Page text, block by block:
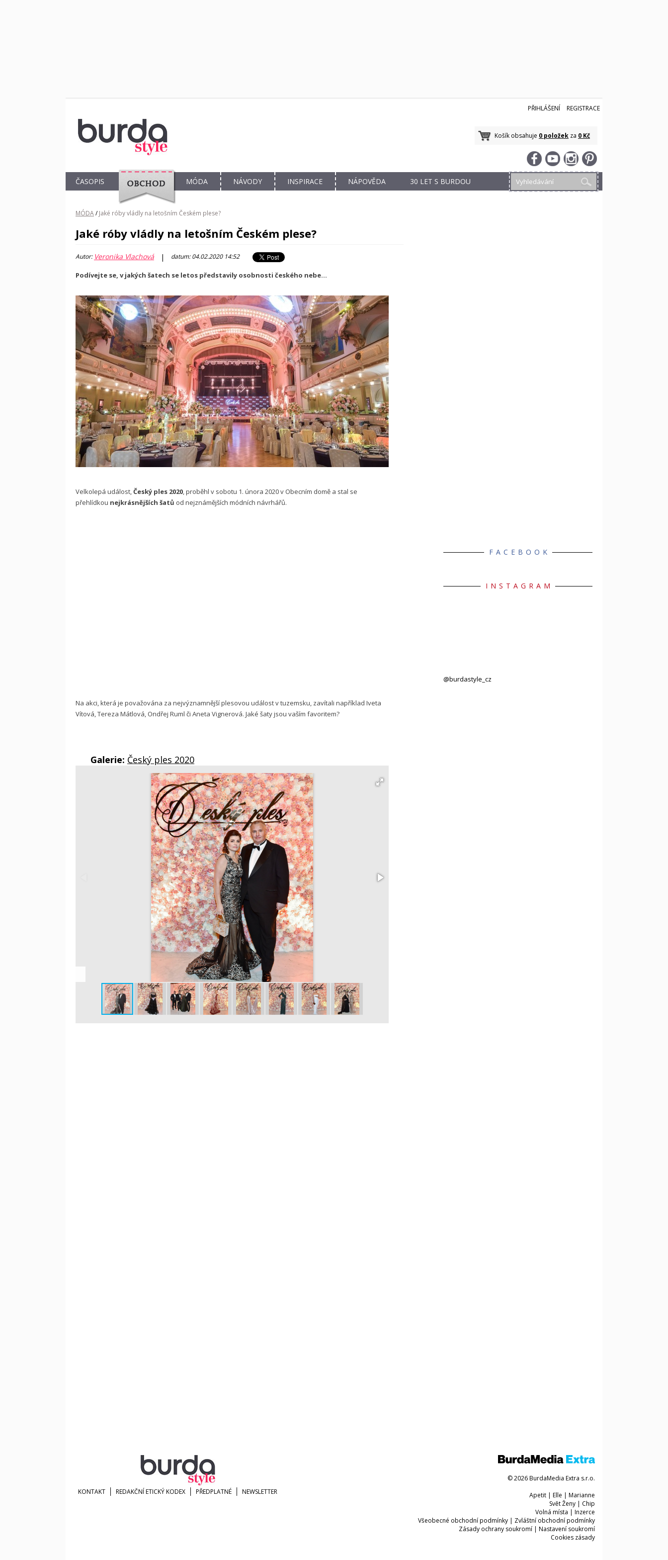
PŘIHLÁŠENÍ REGISTRACE
Košík obsahuje 0 položek za 0 Kč
ČASOPIS
OBCHOD
MÓDA NÁVODY INSPIRACE NÁPOVĚDA 30 LET S BURDOU
MÓDA/ Jaké róby vládly na letošním Českém plese?
Jaké róby vládly na letošním Českém plese?
Autor: Veronika Vlachová | datum: 04.02.2020 14:52
Podívejte se, v jakých šatech se letos představily osobnosti českého nebe...
Velkolepá událost,Český ples 2020, proběhl v sobotu 1. února 2020 v Obecním domě a stal se
přehlídkou nejkrásnějších šatů od nejznámějších módních návrhářů.
Na akci, která je považována za nejvýznamnější plesovou událost v tuzemsku, zavítali například Iveta
Vítová, Tereza Mátlová, Ondřej Ruml či Aneta Vignerová. Jaké šaty jsou vaším favoritem?
Galerie: Český ples 2020
FACEBOOK
INSTAGRAM
@burdastyle_cz
KONTAKT REDAKČNÍ ETICKÝ KODEX PŘEDPLATNÉ NEWSLETTER
© 2026 BurdaMedia Extra s.r.o.
Apetit | Elle | Marianne
Svět Ženy | Chip
Volná místa | Inzerce
Všeobecné obchodní podmínky | Zvláštní obchodní podmínky
Zásady ochrany soukromí | Nastavení soukromí
Cookies zásady